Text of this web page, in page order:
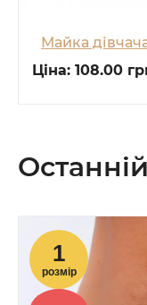
Майка
Ціна: 108.00